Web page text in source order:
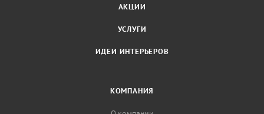
АКЦИИ
УСЛУГИ
ИДЕИ ИНТЕРЬЕРОВ
КОМПАНИЯ